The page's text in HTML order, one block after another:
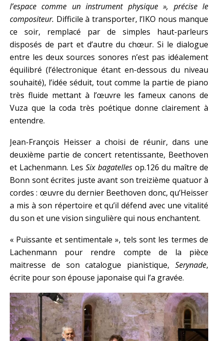
l’espace comme un instrument physique », précise le
compositeur. Difficile à transporter, l’IKO nous manque
ce soir, remplacé par de simples haut-parleurs
disposés de part et d’autre du chœur. Si le dialogue
entre les deux sources sonores n’est pas idéalement
équilibré (l’électronique étant en-dessous du niveau
souhaité), l’idée séduit, tout comme la partie de piano
très fluide mettant à l’œuvre les fameux canons de
Vuza que la coda très poétique donne clairement à
entendre.
Jean-François Heisser a choisi de réunir, dans une
deuxième partie de concert retentissante, Beethoven
et Lachenmann. Les Six bagatelles op.126 du maître de
Bonn sont écrites juste avant son treizième quatuor à
cordes : œuvre du dernier Beethoven donc, qu’Heisser
a mis à son répertoire et qu’il défend avec une vitalité
du son et une vision singulière qui nous enchantent.
« Puissante et sentimentale », tels sont les termes de
Lachenmann pour rendre compte de la pièce
maitresse de son catalogue pianistique, Serynade,
écrite pour son épouse japonaise qui l’a gravée.